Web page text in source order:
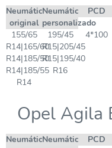
Neumático
original
Neumático
personalizado
PCD
155/65
R14|165/60
R14|185/50
R14|185/55
R14
195/45
R15|205/45
R15|195/40
R16
4*100
Opel Agila
NeumáticoNeumático
PCD